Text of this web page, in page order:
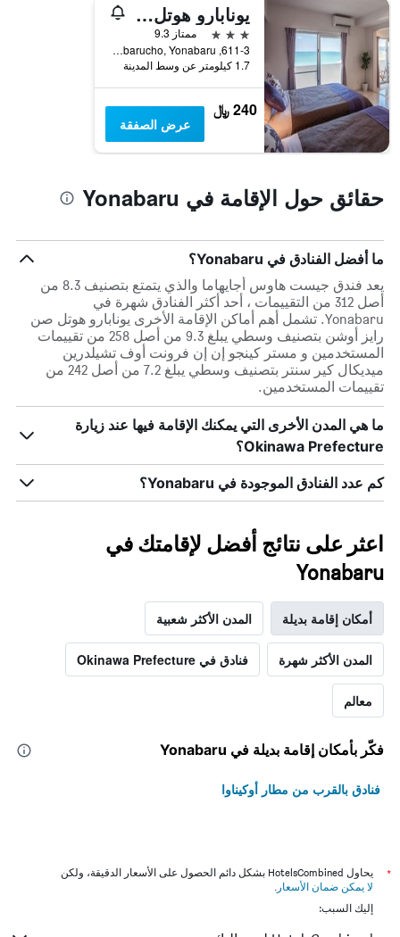
يونابارو هوتل صن رايز أوشن
3 نجوم
ممتاز 9.3
611-3, Itarashiki, Yonabarucho, Yonabaru, اليابان
1.7 كيلومتر عن وسط المدينة
240 ﷼
عرض الصفقة
حقائق حول الإقامة في Yonabaru
ما أفضل الفنادق في Yonabaru؟
يعد فندق جيست هاوس أجايهاما والذي يتمتع بتصنيف 8.3 من
أصل 312 من التقييمات ، أحد أكثر الفنادق شهرة في
Yonabaru. تشمل أهم أماكن الإقامة الأخرى يونابارو هوتل صن
رايز أوشن بتصنيف وسطي يبلغ 9.3 من أصل 258 من تقييمات
المستخدمين و مستر كينجو إن إن فرونت أوف تشيلدرين
ميديكال كير سنتر بتصنيف وسطي يبلغ 7.2 من أصل 242 من
تقييمات المستخدمين.
ما هي المدن الأخرى التي يمكنك الإقامة فيها عند زيارة
Okinawa Prefecture؟
كم عدد الفنادق الموجودة في Yonabaru؟
اعثر على نتائج أفضل لإقامتك في
Yonabaru
أمكان إقامة بديلة المدن الأكثر شعبية
المدن الأكثر شهرة فنادق في Okinawa Prefecture
معالم
فكّر بأمكان إقامة بديلة في Yonabaru
فنادق بالقرب من مطار أوكيناوا
*
يحاول HotelsCombined بشكل دائم الحصول على الأسعار الدقيقة، ولكن
لا يمكن ضمان الأسعار .
إليك السبب: